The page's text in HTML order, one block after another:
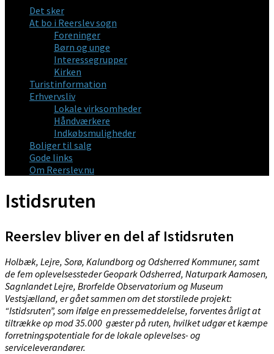
Det sker
At bo i Reerslev sogn
Foreninger
Børn og unge
Interessegrupper
Kirken
Turistinformation
Erhvervsliv
Lokale virksomheder
Håndværkere
Indkøbsmuligheder
Boliger til salg
Gode links
Om Reerslev.nu
Istidsruten
Reerslev bliver en del af Istidsruten
Holbæk, Lejre, Sorø, Kalundborg og Odsherred Kommuner, samt
de fem oplevelsessteder Geopark Odsherred, Naturpark Aamosen,
Sagnlandet Lejre, Brorfelde Observatorium og Museum
Vestsjælland, er gået sammen om det storstilede projekt:
“Istidsruten”, som ifølge en pressemeddelelse, forventes årligt at
tiltrække op mod 35.000 gæster på ruten, hvilket udgør et kæmpe
forretningspotentiale for de lokale oplevelses- og
serviceleverandører.